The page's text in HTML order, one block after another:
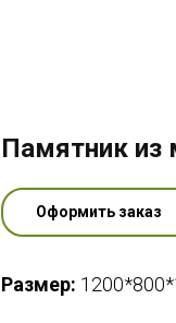
Памятник
Оформить заказ
Размер: